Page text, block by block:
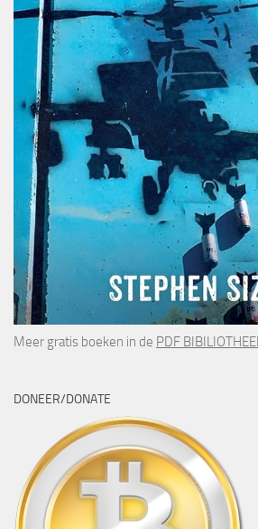
Meer gratis boeken in de PDF
DONEER/DONATE